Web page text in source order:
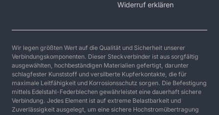
Widerruf erklären
Wir legen größten Wert auf die Qualität und Sicherheit unserer
Verbindungskomponenten. Dieser Steckverbinder ist aus sorgfältig
ausgewählten, hochbeständigen Materialien gefertigt, darunter
schlagfester Kunststoff und versilberte Kupferkontakte, die für
maximale Leitfähigkeit und Korrosionsschutz sorgen. Die Befestigung
mittels Edelstahl-Federblechen gewährleistet eine dauerhaft sichere
Verbindung. Jedes Element ist auf extreme Belastbarkeit und
Zuverlässigkeit ausgelegt, um eine sichere Hochstromübertragung